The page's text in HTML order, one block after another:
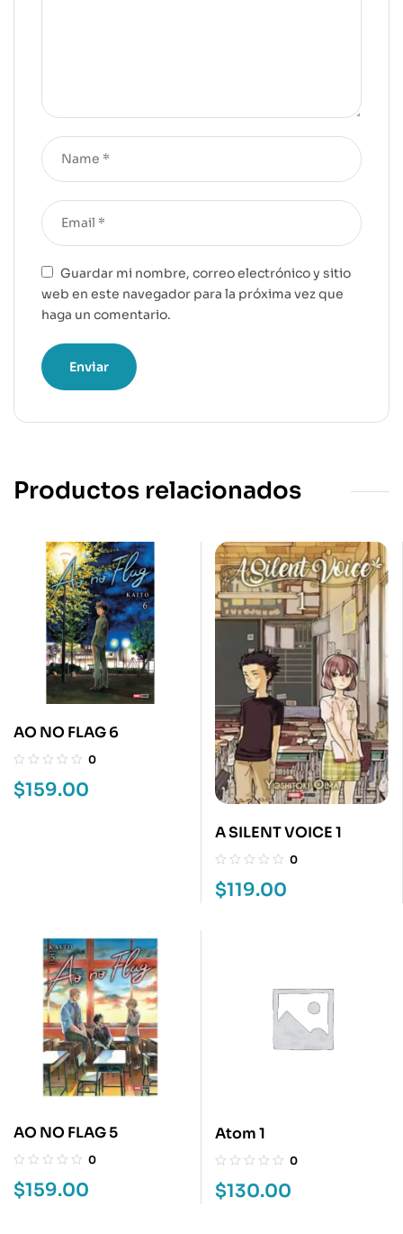
Guardar mi nombre, correo electrónico y sitio
web en este navegador para la próxima vez que
haga un comentario.
Productos relacionados
AO NO FLAG 6
0
$159.00
A SILENT VOICE 1
0
$119.00
AO NO FLAG 5
0
$159.00
Atom 1
0
$130.00